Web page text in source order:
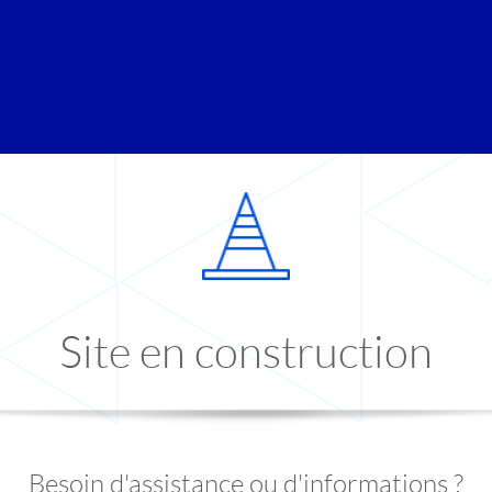
Site en construction
Besoin d'assistance ou d'informations ?